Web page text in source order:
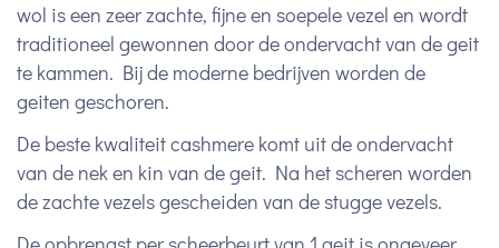
wol is een zeer zachte, fijne en soepele vezel en wordt
traditioneel gewonnen door de ondervacht van de geit
te kammen. Bij de moderne bedrijven worden de
geiten geschoren.
De beste kwaliteit cashmere komt uit de ondervacht
van de nek en kin van de geit. Na het scheren worden
de zachte vezels gescheiden van de stugge vezels.